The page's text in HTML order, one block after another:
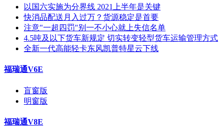
以国六实施为分界线 2021上半年是关键
快消品配送月入过万？货源稳定是首要
注意"一超四罚"别一不小心就上失信名单
4.5吨及以下货车新规定 切实转变轻型货车运输管理方式
全新一代高能轻卡东风凯普特星云下线
福瑞通V6E
盲窗版
明窗版
福瑞通V8E